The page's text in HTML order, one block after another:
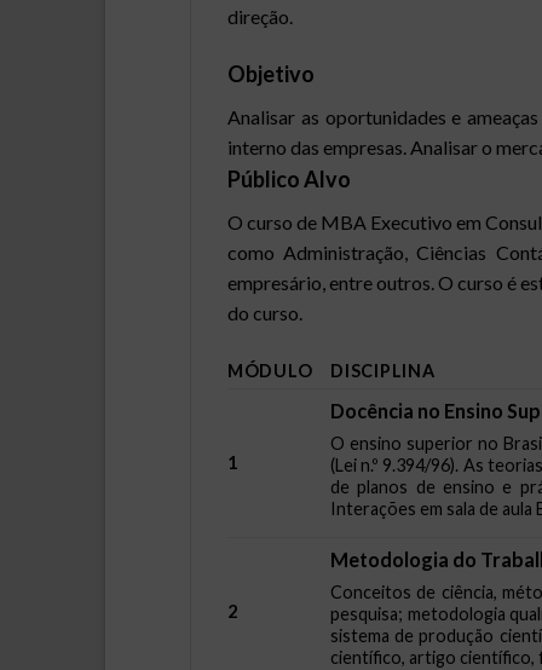
direção.
Objetivo
Analisar as oportunidades e
interno das empresas. Analisar o
Público Alvo
O curso de MBA Executivo em
como Administração, Ciências
empresário, entre outros. O curso é
do curso.
MÓDULO DISCIPLINA
1
Docência no Ensino
O ensino superior no
(Lei n.º 9.394/96). As
de planos de ensino e
Interações em sala de
2
Metodologia do
Conceitos de ciência,
pesquisa; metodologia
sistema de produção
científico, artigo científico,